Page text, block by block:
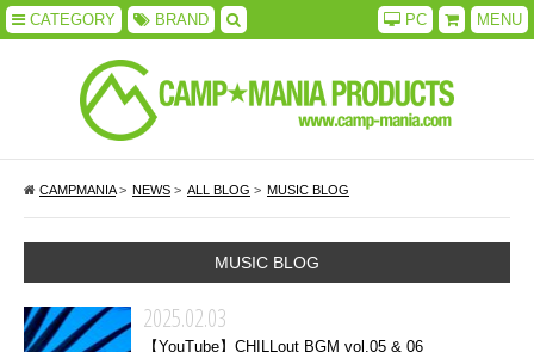
CATEGORY BRAND MENU
PC
CAMPMANIA> NEWS > ALL BLOG > MUSIC BLOG
MUSIC BLOG
2025.02.03
【YouTube】CHILLout BGM vol.05 & 06